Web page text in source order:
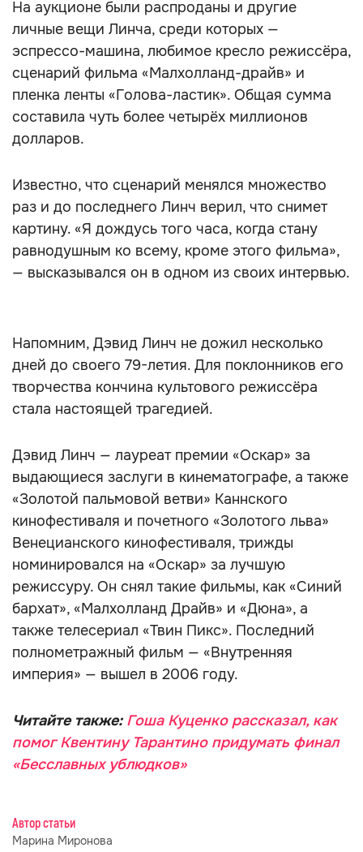
На аукционе были распроданы и другие
личные вещи Линча, среди которых —
эспрессо-машина, любимое кресло режиссёра,
сценарий фильма «Малхолланд-драйв» и
пленка ленты «Голова-ластик». Общая сумма
составила чуть более четырёх миллионов
долларов.
Известно, что сценарий менялся множество
раз и до последнего Линч верил, что снимет
картину. «Я дождусь того часа, когда стану
равнодушным ко всему, кроме этого фильма»,
— высказывался он в одном из своих интервью.
Напомним, Дэвид Линч не дожил несколько
дней до своего 79-летия. Для поклонников его
творчества кончина культового режиссёра
стала настоящей трагедией.
Дэвид Линч — лауреат премии «Оскар» за
выдающиеся заслуги в кинематографе, а также
«Золотой пальмовой ветви» Каннского
кинофестиваля и почетного «Золотого льва»
Венецианского кинофестиваля, трижды
номинировался на «Оскар» за лучшую
режиссуру. Он снял такие фильмы, как «Синий
бархат», «Малхолланд Драйв» и «Дюна», а
также телесериал «Твин Пикс». Последний
полнометражный фильм — «Внутренняя
империя» — вышел в 2006 году.
Читайте также: Гоша Куценко рассказал, как
помог Квентину Тарантино придумать финал
«Бесславных ублюдков»
Автор статьи
Марина Миронова